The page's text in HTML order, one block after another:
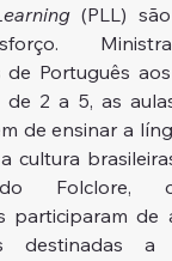
(PLL)
de Português
de 2 a 5, as
de ensinar a
cultura
Folclore,
participaram de
destinadas a